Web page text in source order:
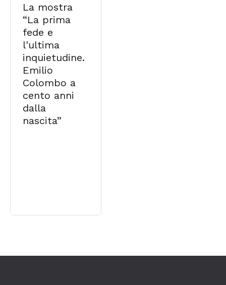
La mostra
“La prima
fede e
l'ultima
inquietudine.
Emilio
Colombo a
cento anni
dalla
nascita”